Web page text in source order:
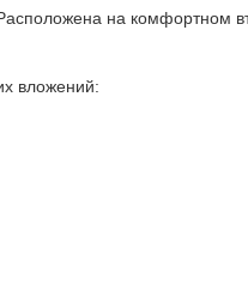
на комфортном
вложений: